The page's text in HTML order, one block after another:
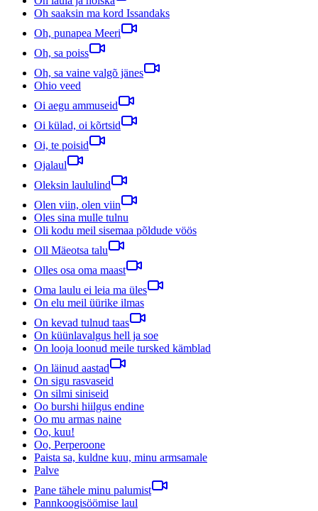
Oh saaksin ma kord Issandaks
Oh, punapea Meeri
Oh, sa poiss
Oh, sa vaine valgõ jänes
Ohio veed
Oi aegu ammuseid
Oi külad, oi kõrtsid
Oi, te poisid
Ojalaul
Oleksin laululind
Olen viin, olen viin
Oles sina mulle tulnu
Oli kodu meil sisemaa põldude vöös
Oll Mäeotsa talu
Olles osa oma maast
Oma laulu ei leia ma üles
On elu meil üürike ilmas
On kevad tulnud taas
On küünlavalgus hell ja soe
On looja loonud meile tursked kämblad
On läinud aastad
On sigu rasvaseid
On silmi siniseid
Oo burshi hiilgus endine
Oo mu armas naine
Oo, kuu!
Oo, Perperoone
Paista sa, kuldne kuu, minu armsamale
Palve
Pane tähele minu palumist
Pannkoogisöömise laul